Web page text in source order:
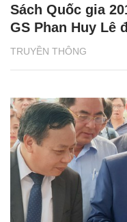
TRUYỀN THÔNG
Sách Quốc gia
GS Phan Huy Lê